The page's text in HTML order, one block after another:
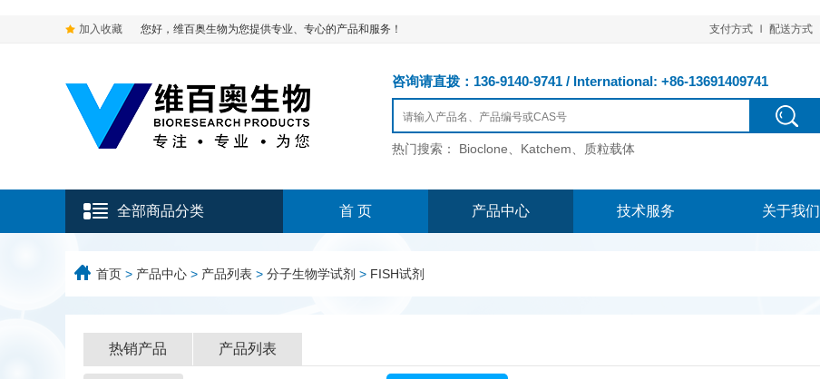
加入收藏 您好，维百奥生物为您提供专业、专心的产品和服务！ 支付方式 配送方式
咨询请直拨：136-9140-9741 / International: +86-13691409741
热门搜索： Bioclone、Katchem、质粒载体
全部商品分类 首 页 产品中心 技术服务 关于我们
首页 > 产品中心 > 产品列表 > 分子生物学试剂 > FISH试剂
热销产品 产品列表